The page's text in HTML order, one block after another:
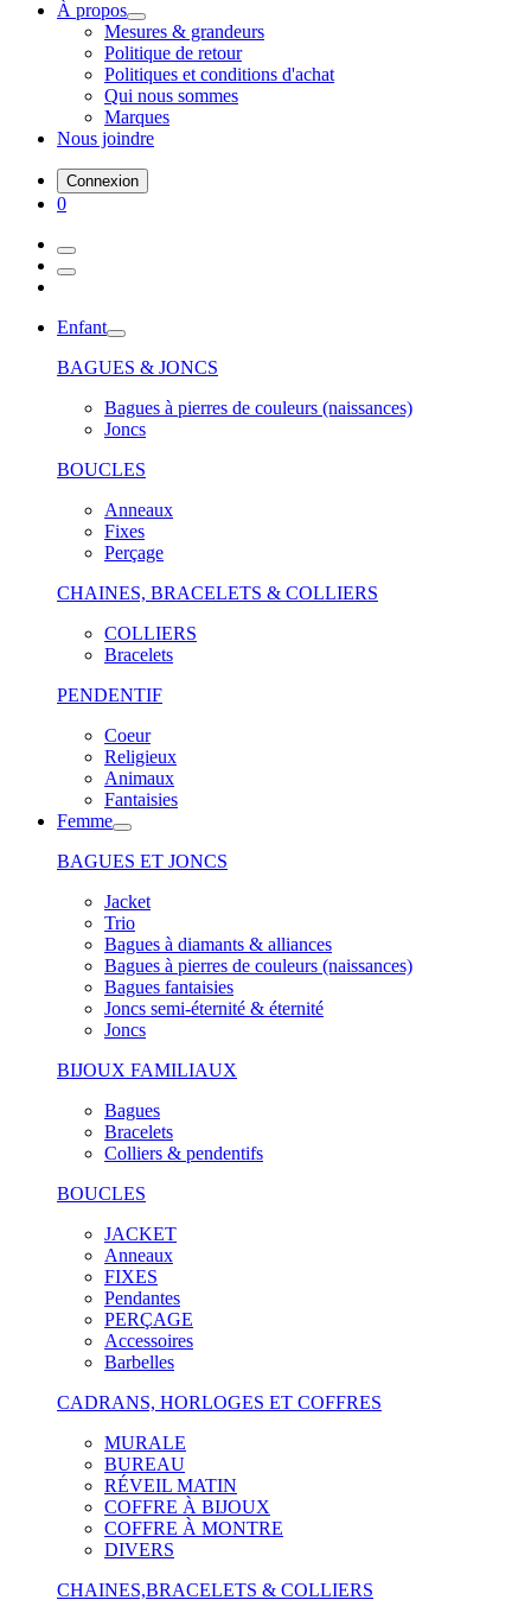
À propos
Mesures & grandeurs
Politique de retour
Politiques et conditions d'achat
Qui nous sommes
Marques
Nous joindre
Connexion
0
Enfant
BAGUES & JONCS
Bagues à pierres de couleurs (naissances)
Joncs
BOUCLES
Anneaux
Fixes
Perçage
CHAINES, BRACELETS & COLLIERS
COLLIERS
Bracelets
PENDENTIF
Coeur
Religieux
Animaux
Fantaisies
Femme
BAGUES ET JONCS
Jacket
Trio
Bagues à diamants & alliances
Bagues à pierres de couleurs (naissances)
Bagues fantaisies
Joncs semi-éternité & éternité
Joncs
BIJOUX FAMILIAUX
Bagues
Bracelets
Colliers & pendentifs
BOUCLES
JACKET
Anneaux
FIXES
Pendantes
PERÇAGE
Accessoires
Barbelles
CADRANS, HORLOGES ET COFFRES
MURALE
BUREAU
RÉVEIL MATIN
COFFRE À BIJOUX
COFFRE À MONTRE
DIVERS
CHAINES,BRACELETS & COLLIERS